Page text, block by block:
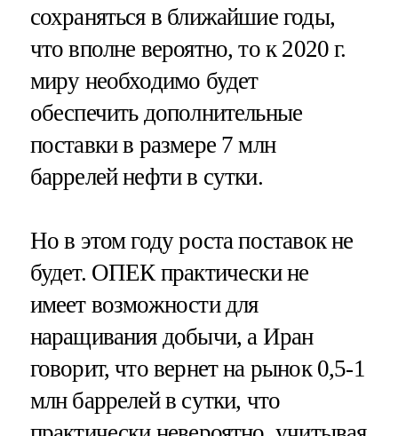
сохраняться в ближайшие годы,
что вполне вероятно, то к 2020 г.
миру необходимо будет
обеспечить дополнительные
поставки в размере 7 млн
баррелей нефти в сутки.
Но в этом году роста поставок не
будет. ОПЕК практически не
имеет возможности для
наращивания добычи, а Иран
говорит, что вернет на рынок 0,5-1
млн баррелей в сутки, что